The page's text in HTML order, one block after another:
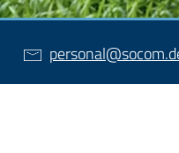
personal@